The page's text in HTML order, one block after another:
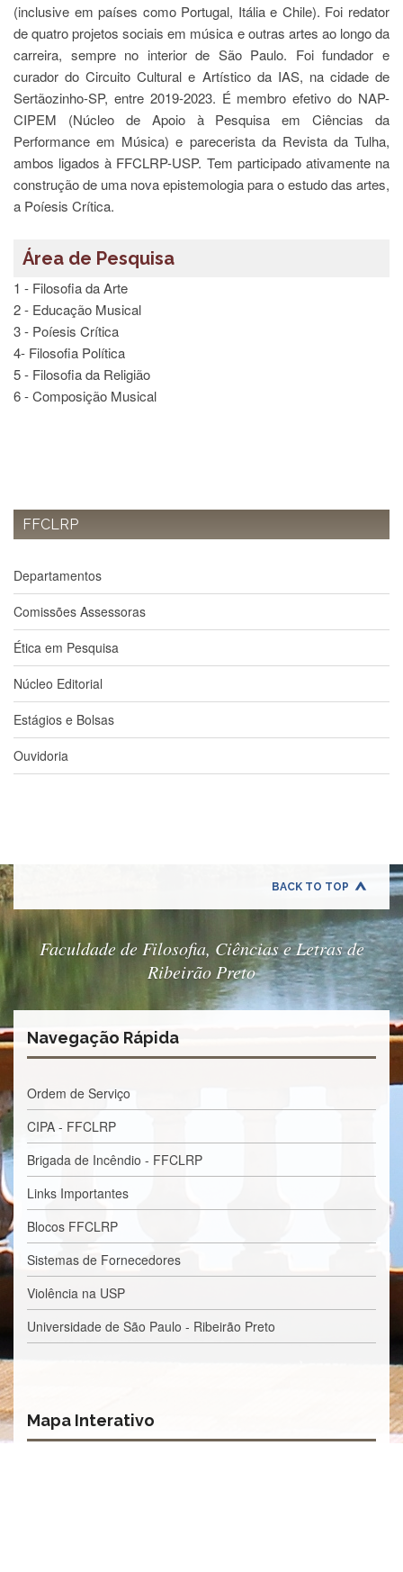
PAE
(CAPES)
Programas
Twitter
PESQUISA
A
Comissão
Pesquisa
Oportunidades
Formulários
Notícias
CULTURA
Projetos
Museu
Ciências
Empresas
Juniores
Cursos
e
Normativas
Contato
INCLUSÃO
Comissão
Missão
Portarias
e
deliberações
Editais
de
e
Apoio
estudantil
Você
Conheça
nossas
(inclusive em países como Portugal, Itália e Chile). Foi redator
de quatro projetos sociais em música e outras artes ao longo da
carreira, sempre no interior de São Paulo. Foi fundador e
curador do Circuito Cultural e Artístico da IAS, na cidade de
Sertãozinho-SP, entre 2019-2023. É membro efetivo do NAP-
CIPEM (Núcleo de Apoio à Pesquisa em Ciências da
Performance em Música) e parecerista da Revista da Tulha,
ambos ligados à FFCLRP-USP. Tem participado ativamente na
construção de uma nova epistemologia para o estudo das artes,
a Poíesis Crítica.
Área de Pesquisa
1 - Filosofia da Arte
2 - Educação Musical
3 - Poíesis Crítica
4- Filosofia Política
5 - Filosofia da Religião
6 - Composição Musical
FFCLRP
Departamentos
Comissões Assessoras
Ética em Pesquisa
Núcleo Editorial
Estágios e Bolsas
Ouvidoria
BACK TO TOP
Faculdade de Filosofia, Ciências e Letras de
Ribeirão Preto
Navegação Rápida
Ordem de Serviço
CIPA - FFCLRP
Brigada de Incêndio - FFCLRP
Links Importantes
Blocos FFCLRP
Sistemas de Fornecedores
Violência na USP
Universidade de São Paulo - Ribeirão Preto
Mapa Interativo